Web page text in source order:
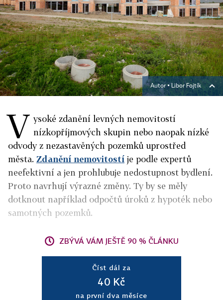
Autor ▪Libor Fojtík
V ysoké zdanění levných nemovitostí
nízkopříjmových skupin nebo naopak nízké
odvody z nezastavěných pozemků uprostřed
města. Zdanění nemovitostí je podle expertů
neefektivní a jen prohlubuje nedostupnost bydlení.
Proto navrhují výrazné změny. Ty by se měly
dotknout například odpočtů úroků z hypoték nebo
samotných pozemků.
ZBÝVÁ VÁM JEŠTĚ 90 % ČLÁNKU
Číst dál za
40 Kč
na první dva měsíce